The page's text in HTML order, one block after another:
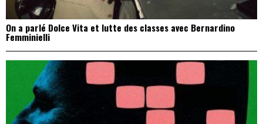
On a parlé Dolce Vita et lutte des classes avec Bernardino
Femminielli